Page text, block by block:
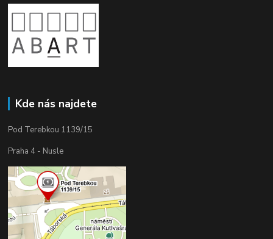
Kde nás najdete
Pod Terebkou 1139/15
Praha 4 - Nusle